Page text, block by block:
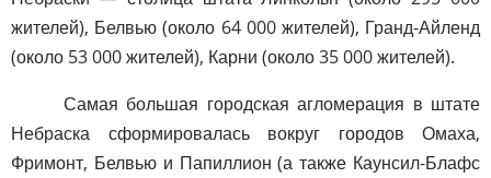
жителей), Белвью (около 64 000 жителей), Гранд-Айленд
(около 53 000 жителей), Карни (около 35 000 жителей).
Самая большая городская агломерация в штате
Небраска сформировалась вокруг городов Омаха,
Фримонт, Белвью и Папиллион (а также Каунсил-Блафс